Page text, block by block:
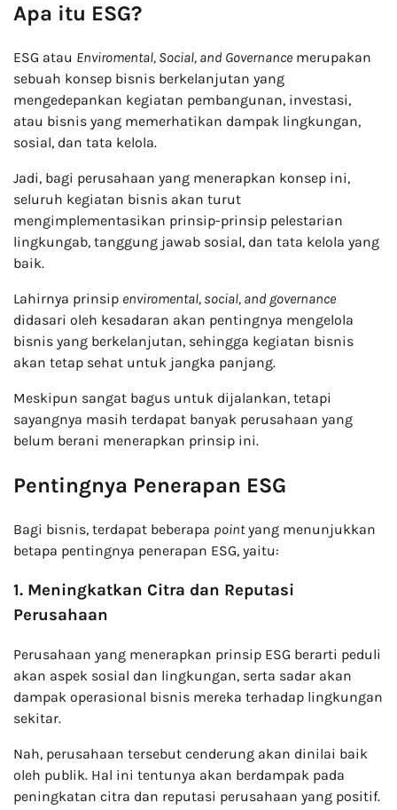
Apa itu ESG?
ESG atau Enviromental, Social, and Governance merupakan
sebuah konsep bisnis berkelanjutan yang
mengedepankan kegiatan pembangunan, investasi,
atau bisnis yang memerhatikan dampak lingkungan,
sosial, dan tata kelola.
Jadi, bagi perusahaan yang menerapkan konsep ini,
seluruh kegiatan bisnis akan turut
mengimplementasikan prinsip-prinsip pelestarian
lingkungab, tanggung jawab sosial, dan tata kelola yang
baik.
Lahirnya prinsip enviromental, social, and governance
didasari oleh kesadaran akan pentingnya mengelola
bisnis yang berkelanjutan, sehingga kegiatan bisnis
akan tetap sehat untuk jangka panjang.
Meskipun sangat bagus untuk dijalankan, tetapi
sayangnya masih terdapat banyak perusahaan yang
belum berani menerapkan prinsip ini.
Pentingnya Penerapan ESG
Bagi bisnis, terdapat beberapa pointyang menunjukkan
betapa pentingnya penerapan ESG, yaitu:
1. Meningkatkan Citra dan Reputasi
Perusahaan
Perusahaan yang menerapkan prinsip ESG berarti peduli
akan aspek sosial dan lingkungan, serta sadar akan
dampak operasional bisnis mereka terhadap lingkungan
sekitar.
Nah, perusahaan tersebut cenderung akan dinilai baik
oleh publik. Hal ini tentunya akan berdampak pada
peningkatan citra dan reputasi perusahaan yang positif.